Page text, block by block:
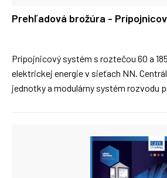
Prehľadová brožúra -
Prípojnicový systém s roztečou 60 a
elektrickej energie v sieťach NN.
jednotky a modulárny systém rozvodu